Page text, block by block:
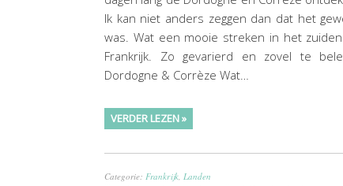
Ik kan niet anders zeggen dan dat het
was. Wat een mooie streken in het
Frankrijk. Zo gevarierd en zovel te
Dordogne & Corrèze Wat…
VERDER LEZEN »
Categorie: Frankrijk Landen